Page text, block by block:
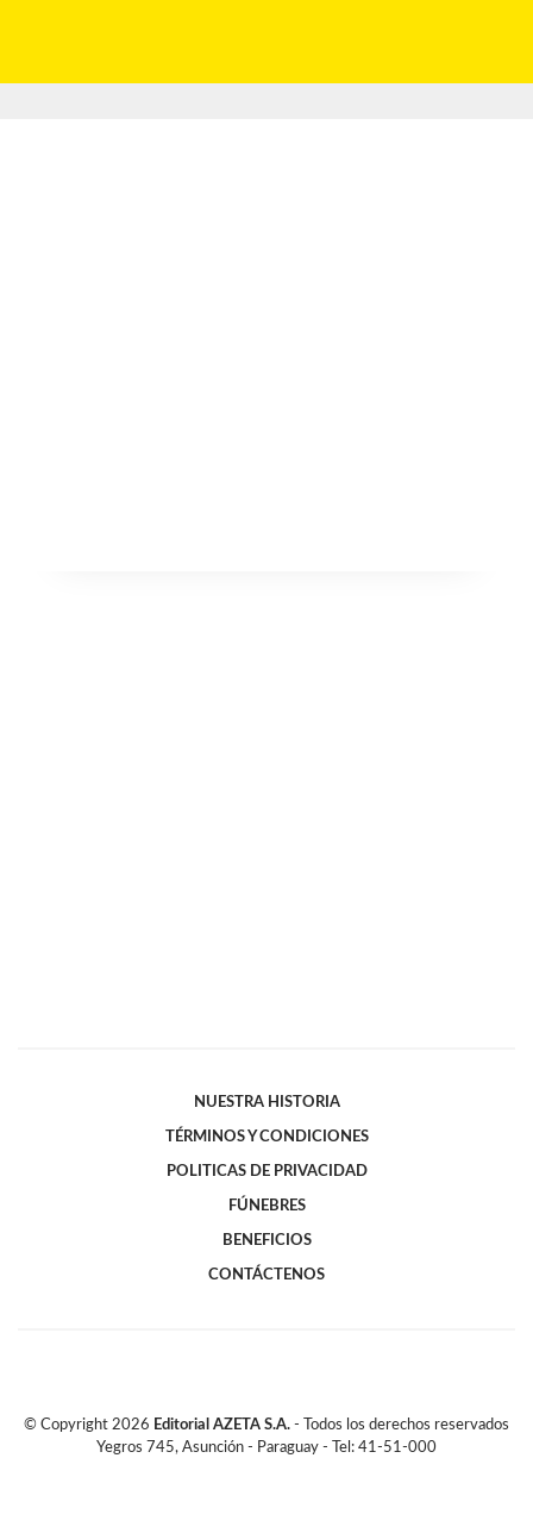
NUESTRA HISTORIA
TÉRMINOS Y CONDICIONES
POLITICAS DE PRIVACIDAD
FÚNEBRES
BENEFICIOS
CONTÁCTENOS
© Copyright 2026 Editorial AZETA S.A. - Todos los derechos reservados
Yegros 745, Asunción - Paraguay - Tel: 41-51-000